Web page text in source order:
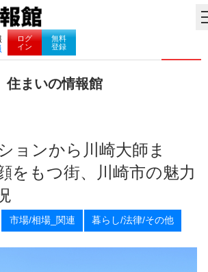
ログ
イン
無料
登録
ン
住まいの情報館
ョンから川崎大師ま
をもつ街、川崎市の魅力
市場/相場_関連 暮らし/法律/その他